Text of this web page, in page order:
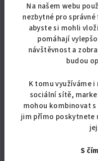
Na našem webu
nezbytné pro
abyste si mohli
pomáhají
návštěvnost a
budou
K tomu využíváme
sociální sítě,
mohou kombinovat
jim přímo poskytnete
S
Teplota tisku:
Teplota podložky:
Průměr
Tolerance
Hmotnost cívky
Doplňkové
Kategorie: